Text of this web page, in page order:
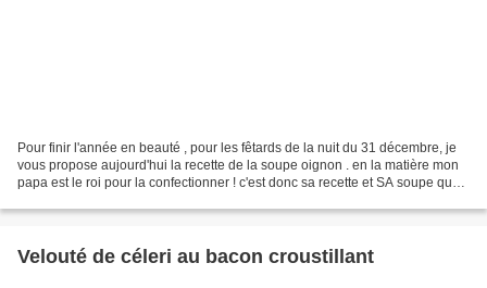
Pour finir l'année en beauté , pour les fêtards de la nuit du 31 décembre, je
vous propose aujourd'hui la recette de la soupe oignon . en la matière mon
papa est le roi pour la confectionner ! c'est donc sa recette et SA soupe que
Velouté de céleri au bacon croustillant